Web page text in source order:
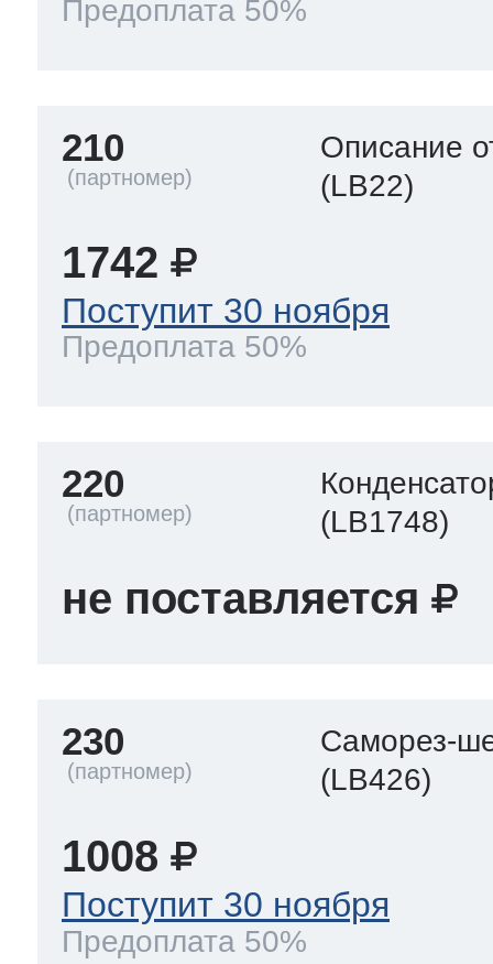
Предоплата 50%
210
Описание
(LB22)
1742
Поступит 30 ноября
Предоплата 50%
220
(LB1748)
не поставляется
230
Саморез-
(LB426)
1008
Поступит 30 ноября
Предоплата 50%